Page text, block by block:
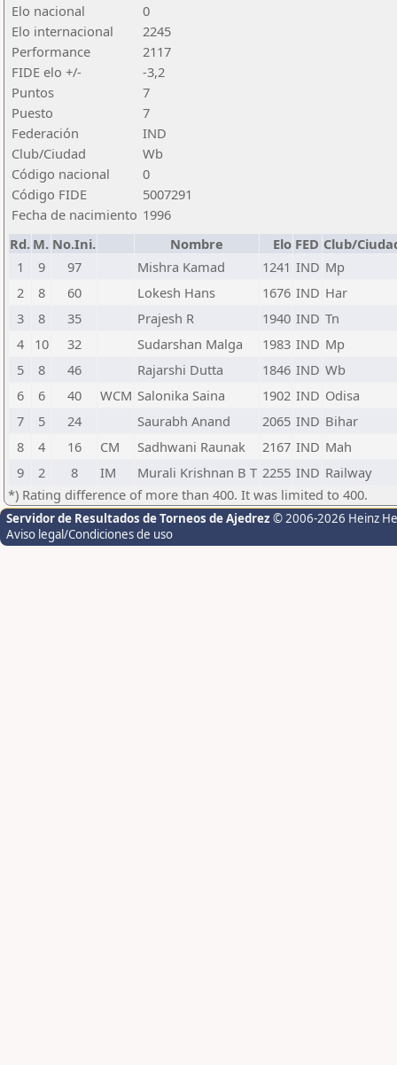
Elo nacional
0
Elo internacional
2245
Performance
2117
FIDE elo +/-
-3,2
Puntos
7
Puesto
7
Federación
IND
Club/Ciudad
Wb
Código nacional
0
Código FIDE
5007291
Fecha de nacimiento 1996
Rd. M. No.Ini. Nombre Elo FED Club/
1
9 97 Mishra Kamad 1241 IND Mp
2
8 60 Lokesh Hans 1676 IND Har
3
8 35 Prajesh R 1940 IND Tn
4
10 32 Sudarshan Malga 1983 IND Mp
5
8 46 Rajarshi Dutta 1846 IND Wb
6
6 40 WCM Salonika Saina 1902 IND Odisa
7
5 24 Saurabh Anand 2065 IND Bihar
8
4 16 CM Sadhwani Raunak 2167 IND Mah
9
2 8 IM Murali Krishnan B T 2255 IND Railway
*) Rating difference of more than 400. It was limited to 400.
Servidor de Resultados de Torneos de Ajedrez © 2006-2026 Heinz
Aviso legal/Condiciones de uso